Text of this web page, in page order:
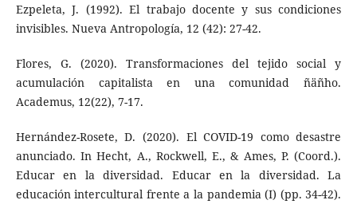
Ezpeleta, J. (1992). El trabajo docente y sus condiciones
invisibles. Nueva Antropología, 12 (42): 27-42.
Flores, G. (2020). Transformaciones del tejido social y
acumulación capitalista en una comunidad ñäñho.
Academus, 12(22), 7-17.
Hernández-Rosete, D. (2020). El COVID-19 como desastre
anunciado. In Hecht, A., Rockwell, E., & Ames, P. (Coord.).
Educar en la diversidad. Educar en la diversidad. La
educación intercultural frente a la pandemia (I) (pp. 34-42).